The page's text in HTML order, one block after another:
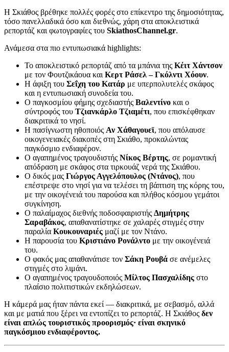
Η Σκιάθος βρέθηκε πολλές φορές στο επίκεντρο της δημοσιότητας,
τόσο πανελλαδικά όσο και διεθνώς, χάρη στα αποκλειστικά
ρεπορτάζ και φωτογραφίες του SkiathosChannel.gr.
Ανάμεσα στα πιο εντυπωσιακά highlights:
Το αποκλειστικό ρεπορτάζ από τα μπάνια της Κέιτ Χάντσον
με τον Φουτζικάουα και Κερτ Ράσελ – Γκόλντι Χόουν.
Η άφιξη του Σεΐχη του Κατάρ με υπερπολυτελές σκάφος
και η εντυπωσιακή συνοδεία του.
Ο παγκοσμίου φήμης σχεδιαστής Βαλεντίνο και ο
σύντροφός του Τζιανκάρλο Τζιαμέτι, που επισκέφθηκαν
διακριτικά το νησί.
Η πασίγνωστη ηθοποιός Αν Χάθαγουεϊ, που απόλαυσε
οικογενειακές διακοπές στη Σκιάθο, προκαλώντας
παγκόσμιο ενδιαφέρον.
Ο αγαπημένος τραγουδιστής Νίκος Βέρτης, σε ρομαντική
απόδραση με σκάφος στα τιρκουάζ νερά της Σκιάθου.
Ο δικός μας Γιώργος Αγγελόπουλος (Ντάνος), που
επέστρεψε στο νησί για να τελέσει τη βάπτιση της κόρης του,
με την οικογένειά του παρούσα και πλήθος κόσμου γεμάτοι
συγκίνηση.
Ο παλαίμαχος διεθνής ποδοσφαιριστής Δημήτρης
Σαραβάκος, απαθανατίστηκε σε χαλαρές στιγμές στην
παραλία Κουκουναριές μαζί με τον Ντάνο.
Η παρουσία του Κριστιάνο Ρονάλντο με την οικογένειά
του.
Ο φακός μας απαθανάτισε τον Σάκη Ρουβά σε ανέμελες
στιγμές στο λιμάνι.
Ο αγαπημένος τραγουδοποιός Μίλτος Πασχαλίδης στο
πλαίσιο πολιτιστικών εκδηλώσεων.
Η κάμερά μας ήταν πάντα εκεί — διακριτικά, με σεβασμό, αλλά
και με ματιά που ξέρει να εντοπίζει το ρεπορτάζ. Η Σκιάθος δεν
είναι απλώς τουριστικός προορισμός· είναι σκηνικό
παγκόσμιου ενδιαφέροντος.